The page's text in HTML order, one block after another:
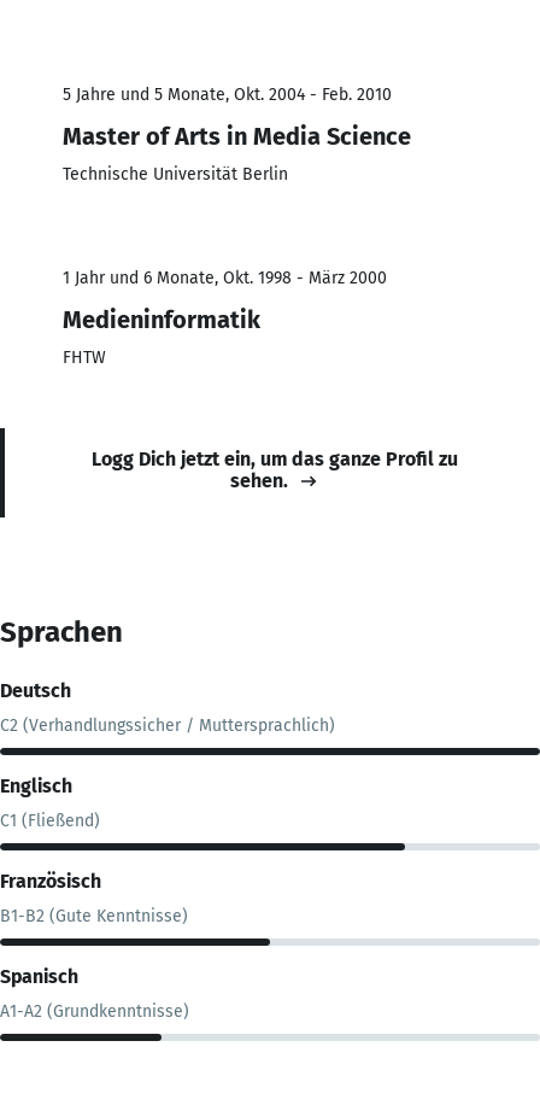
5 Jahre und 5 Monate, Okt. 2004 - Feb. 2010
Master of Arts in Media Science
Technische Universität Berlin
1 Jahr und 6 Monate, Okt. 1998 - März 2000
Medieninformatik
FHTW
Logg Dich jetzt ein, um das ganze Profil zu
sehen.
Sprachen
Deutsch
C2 (Verhandlungssicher / Muttersprachlich)
Englisch
C1 (Fließend)
Französisch
B1-B2 (Gute Kenntnisse)
Spanisch
A1-A2 (Grundkenntnisse)